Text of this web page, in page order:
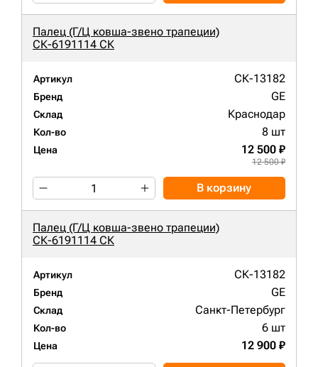
Палец (Г/Ц ковша-звено трапеции)
СК-6191114 СК
Артикул СК-13182
Бренд GE
Склад Краснодар
Кол-во 8 шт
Цена 12 500 ₽
12 500 ₽
В корзину
Палец (Г/Ц ковша-звено трапеции)
СК-6191114 СК
Артикул СК-13182
Бренд GE
Склад Санкт-Петербург
Кол-во 6 шт
Цена 12 900 ₽